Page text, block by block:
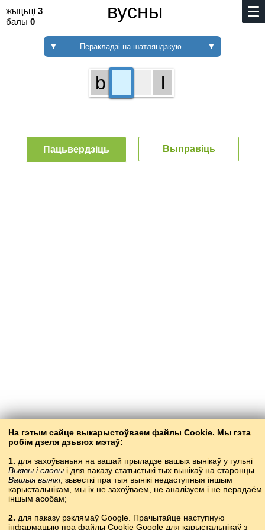
жыцьці 3
балы 0 вусны
▼ Перакладзі на шатляндзкую. ▼
На гэтым сайце выкарыстоўваем файлы Cookie. Мы гэта
робім дзеля дзьвюх мэтаў:
1. для захоўваньня на вашай прыладзе вашых вынікаў у гульні
Выявы і словы і для паказу статыстыкі тых вынікаў на старонцы
Вашыя вынікі; зьвесткі пра тыя вынікі недаступныя іншым
карысталь­нікам, мы іх не захоўваем, не аналізуем і не перадаём
іншым асобам;
2. для паказу рэклямаў Google. Прачытайце наступную
інфармацыю пра файлы Cookie Google для карыстальнікаў з